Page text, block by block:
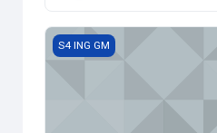
Thermodynamique appliquée
S4 ING GM